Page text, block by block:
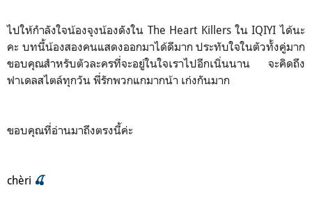
ไปให้กำลังใจน้องจุงน้องดังใน The Heart Killers ใน IQIYI ได้นะ
คะ บทนี้น้องสองคนแสดงออกมาได้ดีมาก ประทับใจในตัวทั้งคู่มาก
ขอบคุณสำหรับตัวละครที่จะอยู่ในใจเราไปอีกเนิ่นนาน จะคิดถึง
ฟาเดลสไตล์ทุกวัน พี่รักพวกแกมากน้า เก่งกันมาก
ขอบคุณที่อ่านมาถึงตรงนี้ค่ะ
chèri 🍒